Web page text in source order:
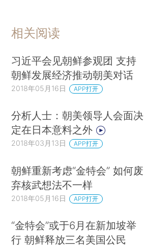
相关阅读
习近平会见朝鲜参观团 支持
朝鲜发展经济推动朝美对话
2018年05月16日 APP打开
分析人士：朝美领导人会面决
定在日本意料之外
2018年03月13日 APP打开
朝鲜重新考虑“金特会” 如何废
弃核武想法不一样
2018年05月16日 APP打开
“金特会”或于6月在新加坡举
行 朝鲜释放三名美国公民